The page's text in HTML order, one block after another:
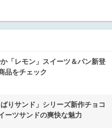
「レモン」スイーツ＆パン新登
品をチェック
りサンド」シリーズ新作チョコ
ーツサンドの爽快な魅力